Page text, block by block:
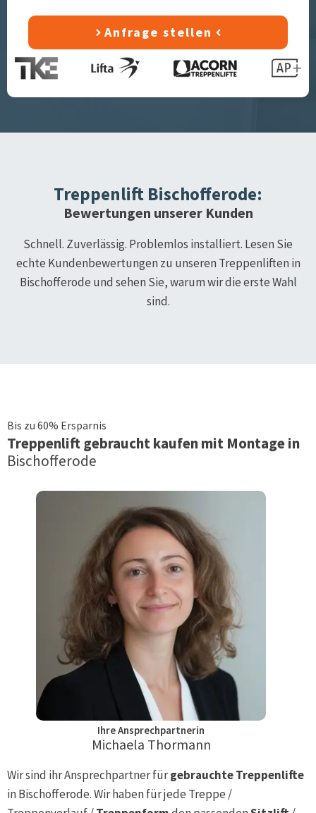
Anfrage stellen
Treppenlift Bischofferode:
Bewertungen unserer Kunden
Schnell. Zuverlässig. Problemlos installiert. Lesen Sie
echte Kundenbewertungen zu unseren Treppenliften in
Bischofferode und sehen Sie, warum wir die erste Wahl
sind.
Bis zu 60% Ersparnis
Treppenliftgebraucht kaufen mit Montage in
Bischofferode
Ihre Ansprechpartnerin
Michaela Thormann
Wir sind ihr Ansprechpartner fürgebrauchte Treppenlifte
inBischofferode. Wir haben für jede Treppe /